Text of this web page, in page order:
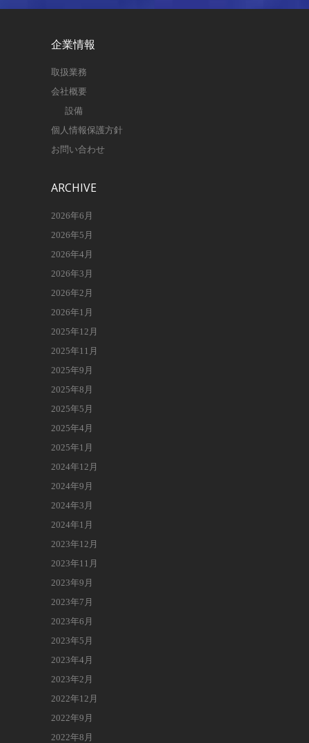
企業情報
取扱業務
会社概要
設備
個人情報保護方針
お問い合わせ
ARCHIVE
2026年6月
2026年5月
2026年4月
2026年3月
2026年2月
2026年1月
2025年12月
2025年11月
2025年9月
2025年8月
2025年5月
2025年4月
2025年1月
2024年12月
2024年9月
2024年3月
2024年1月
2023年12月
2023年11月
2023年9月
2023年7月
2023年6月
2023年5月
2023年4月
2023年2月
2022年12月
2022年9月
2022年8月